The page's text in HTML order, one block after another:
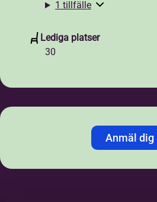
1 tillfälle
Lediga platser
30
Anmäl dig
Personnummer